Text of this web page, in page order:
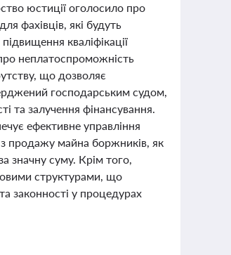
юстиції оголосило про
фахівців, які будуть
кваліфікації
неплатоспроможність
що дозволяє
господарським судом,
та залучення фінансування.
ефективне управління
продажу майна боржників, як
значну суму. Крім того,
структурами, що
законності у процедурах